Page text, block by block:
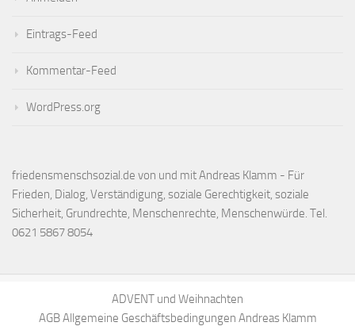
Eintrags-Feed
Kommentar-Feed
WordPress.org
friedensmenschsozial.de von und mit Andreas Klamm - Für
Frieden, Dialog, Verständigung, soziale Gerechtigkeit, soziale
Sicherheit, Grundrechte, Menschenrechte, Menschenwürde. Tel.
0621 5867 8054
ADVENT und Weihnachten
AGB Allgemeine Geschäftsbedingungen Andreas Klamm